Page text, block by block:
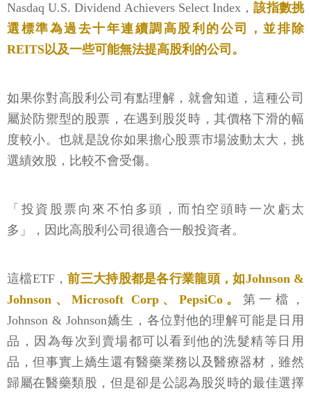
Nasdaq U.S. Dividend Achievers Select Index，該指數挑
選標準為過去十年連續調高股利的公司，並排除
REITS以及一些可能無法提高股利的公司。
如果你對高股利公司有點理解，就會知道，這種公司
屬於防禦型的股票，在遇到股災時，其價格下滑的幅
度較小。也就是說你如果擔心股票市場波動太大，挑
選績效股，比較不會受傷。
「投資股票向來不怕多頭，而怕空頭時一次虧太
多」，因此高股利公司很適合一般投資者。
這檔ETF，前三大持股都是各行業龍頭，如Johnson &
Johnson、Microsoft Corp、PepsiCo。 第一檔，
Johnson & Johnson嬌生，各位對他的理解可能是日用
品，因為每次到賣場都可以看到他的洗髮精等日用
品，但事實上嬌生還有醫藥業務以及醫療器材，雖然
歸屬在醫藥類股，但是卻是公認為股災時的最佳選擇